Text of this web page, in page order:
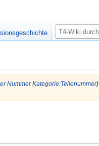
Nummer Kategorie:Teilenummer)
Suche